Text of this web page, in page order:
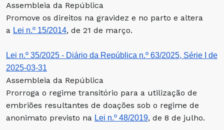
Assembleia da República
Promove os direitos na gravidez e no parto e altera
a Lei n.º 15/2014, de 21 de março.
Lei n.º 35/2025 - Diário da República n.º 63/2025, Série I de
2025-03-31
Assembleia da República
Prorroga o regime transitório para a utilização de
embriões resultantes de doações sob o regime de
anonimato previsto na Lei n.º 48/2019, de 8 de julho.